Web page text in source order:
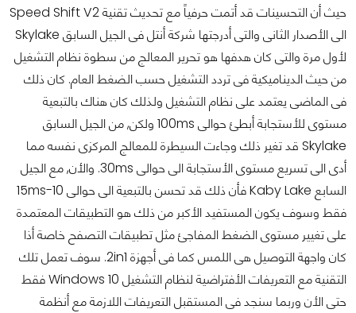
حيث أن التحسينات قد أتمت حرفياً مع تحديث تقنية Speed Shift V2
الى الأصدار الثانى والتى أدرجتها شركة أنتل فى الجيل السابق Skylake
لأول مرة والتى كان هدفها هو تحرير المعالج من سطوة نظام التشغيل
من حيث الديناميكية فى تردد التشغيل حسب الضغط العام. كان ذلك
فى الماضى يعتمد على نظام التشغيل ولذلك كان هناك بالتبعية
مستوى للأستجابة أبطئ حوالى 100ms ولكن, من الجيل السابق
Skylake قد تغير ذلك وجاءت السيطرة للمعالج المركزى نفسه مما
أدى الى تسريع مستوى الأستجابة الى حوالى 30ms. والأن, مع الجيل
السابع Kaby Lake فأن ذلك قد تحسن بالتبعية الى حوالى 10-15ms
فقط وسوف يكون المستفيد الأكبر من ذلك هو التطبيقات المعتمدة
على تغيير مستوى الضغط المفاجئ مثل تطبيقات التصفح خاصة أذا
كان واجهة التوصيل هى اللمس كما فى أجهزة 2in1. سوف تعمل تلك
التقنية مع التعريفات الأفتراضية لنظام التشغيل Windows 10 فقط
حتى الأن وربما سنجد فى المستقبل التعريفات اللازمة مع أنظمة